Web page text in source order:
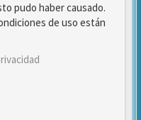
pudo haber causado.
de uso están